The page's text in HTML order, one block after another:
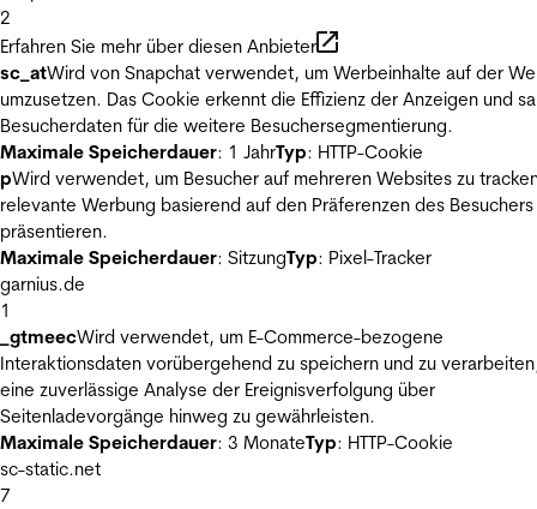
2
Erfahren Sie mehr über diesen Anbieter
sc_atWird von Snapchat verwendet, um Werbeinhalte auf der
umzusetzen. Das Cookie erkennt die Effizienz der Anzeigen und
Besucherdaten für die weitere Besuchersegmentierung.
Maximale Speicherdauer: 1 JahrTyp: HTTP-Cookie
pWird verwendet, um Besucher auf mehreren Websites zu
relevante Werbung basierend auf den Präferenzen des Besuchers
präsentieren.
Maximale Speicherdauer: SitzungTyp: Pixel-Tracker
garnius.de
1
_gtmeecWird verwendet, um E-Commerce-bezogene
Interaktionsdaten vorübergehend zu speichern und zu
eine zuverlässige Analyse der Ereignisverfolgung über
Seitenladevorgänge hinweg zu gewährleisten.
Maximale Speicherdauer: 3 MonateTyp: HTTP-Cookie
sc-static.net
7